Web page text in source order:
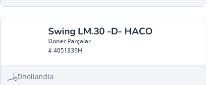
Swing LM.30 -D- HACO
Döner Parçalar
# 4051839H
Dhollandia